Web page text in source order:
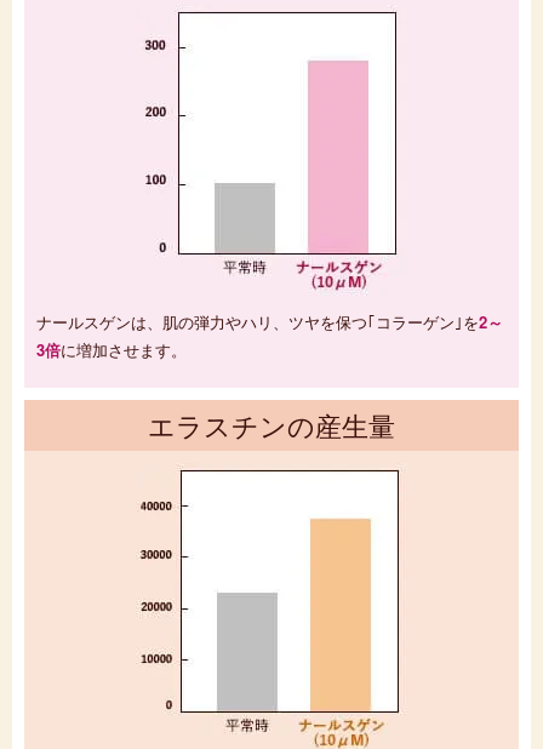
ナールスゲンは、肌の弾力やハリ、ツヤを保つ｢コラーゲン｣を2～
3倍に増加させます。
エラスチンの産生量